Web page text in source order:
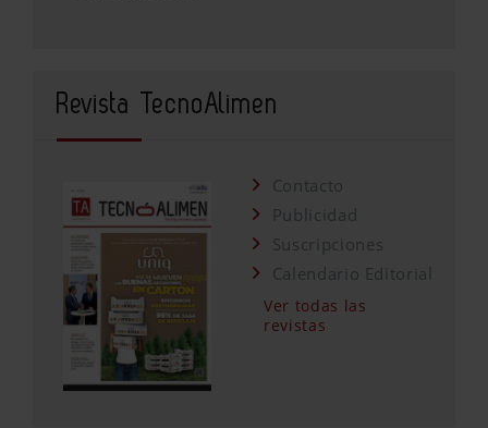
Revista TecnoAlimen
Contacto
Publicidad
Suscripciones
Calendario Editorial
Ver todas las
revistas